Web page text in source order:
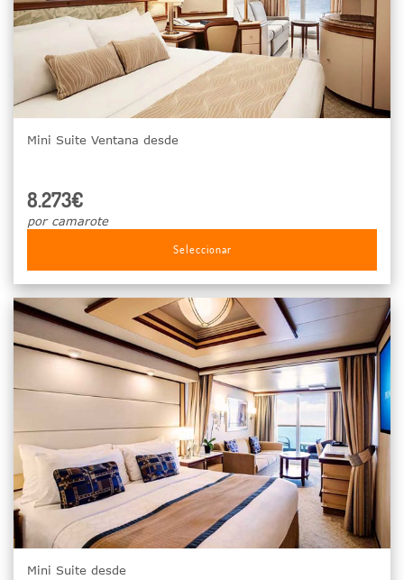
Mini Suite Ventana desde
8.273€
por camarote
Seleccionar
Mini Suite desde